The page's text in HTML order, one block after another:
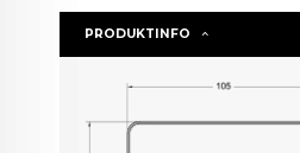
PRODUKTINFO